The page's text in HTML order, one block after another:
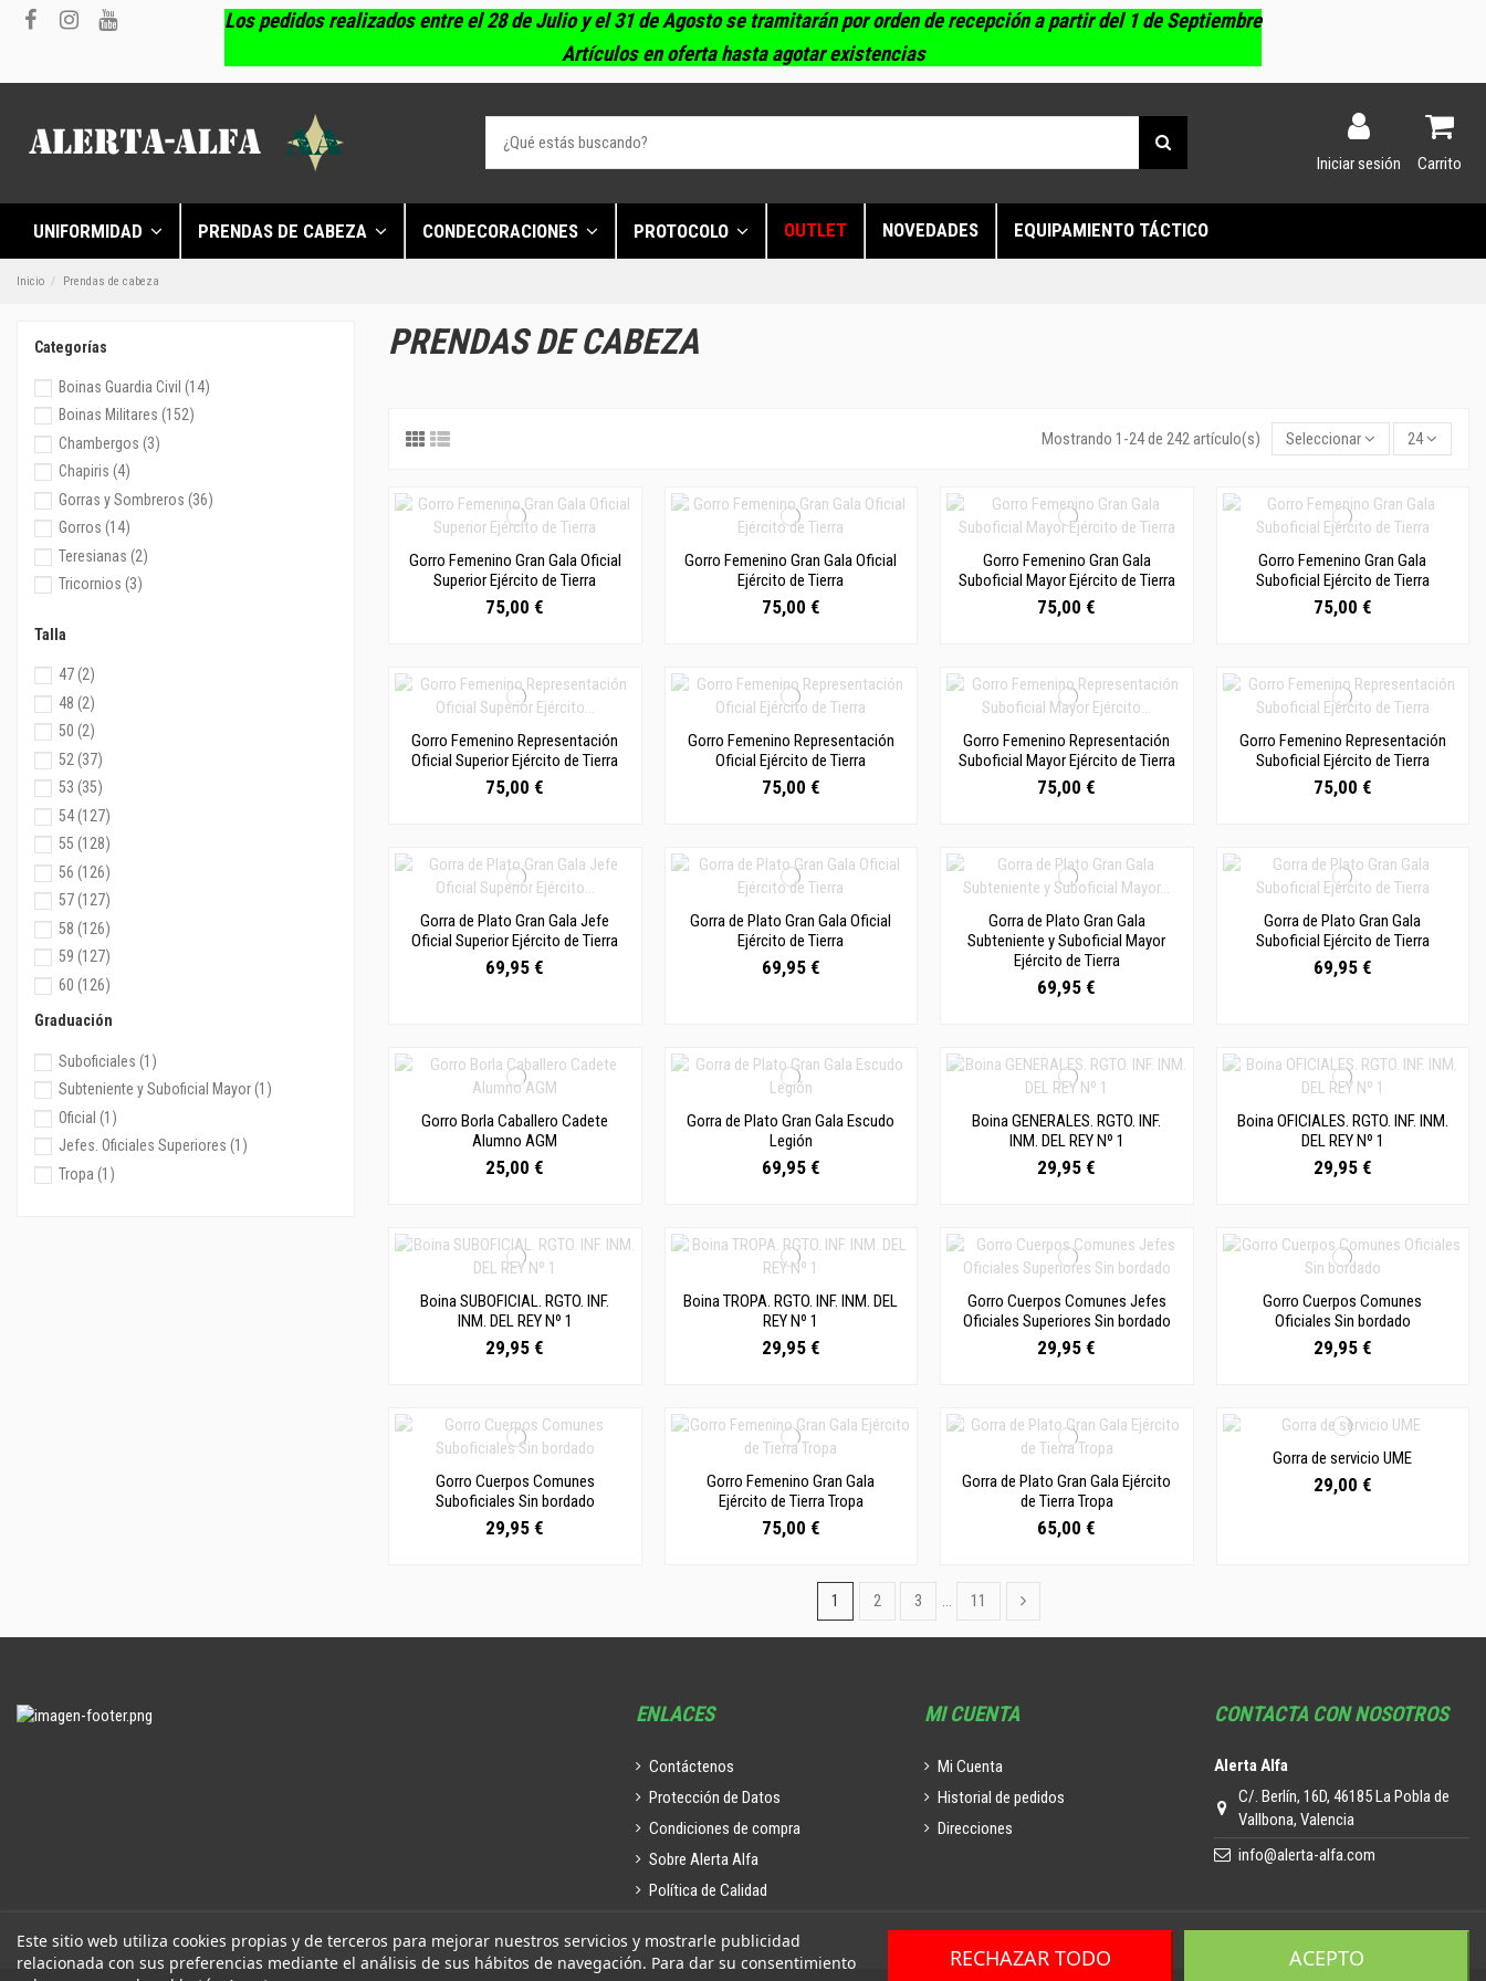
Los pedidos realizados entre el 28 de Julio y el 31 de Agosto se tramitarán por orden de recepción a partir del 1 de Septiembre
Artículos en oferta hasta agotar existencias
Iniciar sesión Carrito
UNIFORMIDAD PRENDAS DE CABEZA CONDECORACIONES PROTOCOLO OUTLET NOVEDADES EQUIPAMIENTO TÁCTICO
Inicio Prendas de cabeza
PRENDAS DE CABEZA
Mostrando 1-24 de 242 artículo(s) Seleccionar 24
Gorro Femenino Gran Gala Oficial
Superior Ejército de Tierra
75,00 €
Gorro Femenino Gran Gala Oficial
Ejército de Tierra
75,00 €
Gorro Femenino Gran Gala
Suboficial Mayor Ejército de Tierra
75,00 €
Gorro Femenino Gran Gala
Suboficial Ejército de Tierra
75,00 €
Gorro Femenino Representación
Oficial Superior Ejército de Tierra
75,00 €
Gorro Femenino Representación
Oficial Ejército de Tierra
75,00 €
Gorro Femenino Representación
Suboficial Mayor Ejército de Tierra
75,00 €
Gorro Femenino Representación
Suboficial Ejército de Tierra
75,00 €
Gorra de Plato Gran Gala Jefe
Oficial Superior Ejército de Tierra
69,95 €
Gorra de Plato Gran Gala Oficial
Ejército de Tierra
69,95 €
Gorra de Plato Gran Gala
Subteniente y Suboficial Mayor
Ejército de Tierra
69,95 €
Gorra de Plato Gran Gala
Suboficial Ejército de Tierra
69,95 €
Gorro Borla Caballero Cadete
Alumno AGM
25,00 €
Gorra de Plato Gran Gala Escudo
Legión
69,95 €
Boina GENERALES. RGTO. INF.
INM. DEL REY Nº 1
29,95 €
Boina OFICIALES. RGTO. INF. INM.
DEL REY Nº 1
29,95 €
Boina SUBOFICIAL. RGTO. INF.
INM. DEL REY Nº 1
29,95 €
Boina TROPA. RGTO. INF. INM. DEL
REY Nº 1
29,95 €
Gorro Cuerpos Comunes Jefes
Oficiales Superiores Sin bordado
29,95 €
Gorro Cuerpos Comunes
Oficiales Sin bordado
29,95 €
Gorro Cuerpos Comunes
Suboficiales Sin bordado
29,95 €
Gorro Femenino Gran Gala
Ejército de Tierra Tropa
75,00 €
Gorra de Plato Gran Gala Ejército
de Tierra Tropa
65,00 €
Gorra de servicio UME
29,00 €
1 2 3 … 11
Categorías
Boinas Guardia Civil (14)
Boinas Militares (152)
Chambergos (3)
Chapiris (4)
Gorras y Sombreros (36)
Gorros (14)
Teresianas (2)
Tricornios (3)
Talla
47(2)
48 (2)
50 (2)
52 (37)
53 (35)
54(127)
55 (128)
56 (126)
57(127)
58 (126)
59 (127)
60 (126)
61(36)
M(3)
L(2)
XL(2)
XXL(2)
P(1)
Graduación
Suboficiales (1)
Subteniente y Suboficial Mayor(1)
Oficial (1)
Jefes. Oficiales Superiores (1)
Tropa (1)
ENLACES
Contáctenos
Protección de Datos
Condiciones de compra
Sobre Alerta Alfa
Política de Calidad
MI CUENTA
Mi Cuenta
Historial de pedidos
Direcciones
CONTACTA CON NOSOTROS
Alerta Alfa
C/. Berlín, 16D, 46185 La Pobla de
Vallbona, Valencia
info@alerta-alfa.com
Este sitio web utiliza cookies propias y de terceros para mejorar nuestros servicios y mostrarle publicidad
relacionada con sus preferencias mediante el análisis de sus hábitos de navegación. Para dar su consentimiento
RECHAZAR TODO ACEPTO